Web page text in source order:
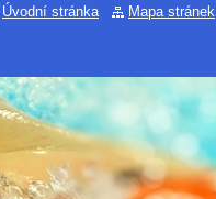
Úvodní stránka Mapa stránek